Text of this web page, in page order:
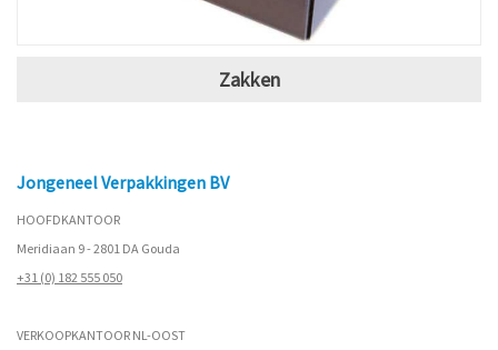
Zakken
Jongeneel Verpakkingen BV
HOOFDKANTOOR
Meridiaan 9 - 2801 DA Gouda
+31 (0) 182 555 050
VERKOOPKANTOOR NL-OOST